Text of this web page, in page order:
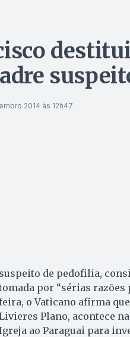
2014 às 12h47
suspeito de pedofilia,
por “sérias
o Vaticano afirma
Plano, acontece
ao Paraguai para